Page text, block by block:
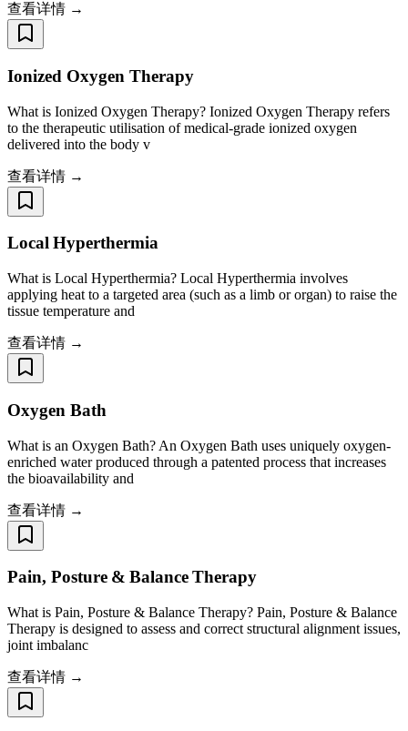
查看详情 →
Ionized Oxygen Therapy
What is Ionized Oxygen Therapy? Ionized Oxygen Therapy refers
to the therapeutic utilisation of medical-grade ionized oxygen
delivered into the body v
查看详情 →
Local Hyperthermia
What is Local Hyperthermia? Local Hyperthermia involves
applying heat to a targeted area (such as a limb or organ) to raise the
tissue temperature and
查看详情 →
Oxygen Bath
What is an Oxygen Bath? An Oxygen Bath uses uniquely oxygen-
enriched water produced through a patented process that increases
the bioavailability and
查看详情 →
Pain, Posture & Balance Therapy
What is Pain, Posture & Balance Therapy? Pain, Posture & Balance
Therapy is designed to assess and correct structural alignment issues,
joint imbalanc
查看详情 →